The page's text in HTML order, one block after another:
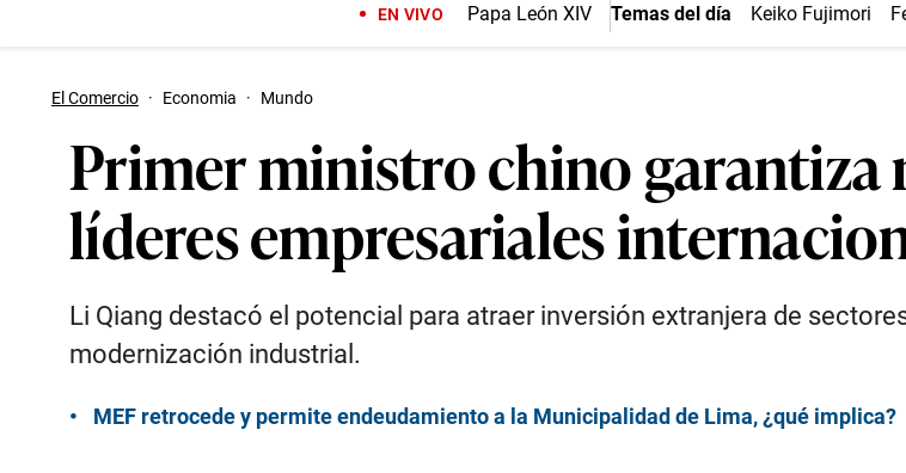
EN VIVO Papa León XIV Temas del día Keiko Fujimori
El Comercio · Economia · Mundo
Primer ministro chino garantiza
líderes empresariales
Li Qiang destacó el potencial para atraer inversión extranjera de
modernización industrial.
MEF retrocede y permite endeudamiento a la Municipalidad de Lima, ¿qué implica?